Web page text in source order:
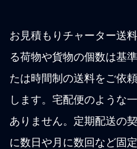
お見積もりチャーター送
る荷物や貨物の個数は基
たは時間制の送料をご依
します。宅配便のような
ありません。定期配送の
に数日や月に数回など固